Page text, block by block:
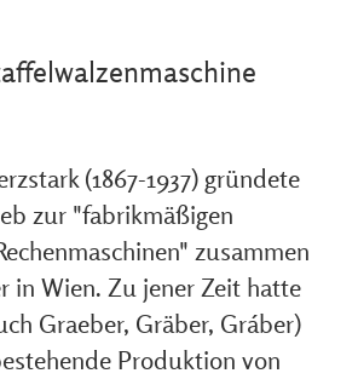
(1867-1937) gründete
zur "fabrikmäßigen
zusammen
in Wien. Zu jener Zeit hatte
Graeber, Gräber, Gráber)
Produktion von